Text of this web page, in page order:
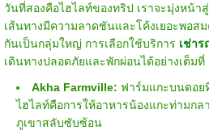
วันที่สองคือไฮไลท์ของทริป เราจะมุ่งหน้า
เส้นทางมีความลาดชันและโค้งเยอะพอส
กันเป็นกลุ่มใหญ่ การเลือกใช้บริการ เช่า
เดินทางปลอดภัยและพักผ่อนได้อย่างเต็มที่
Akha Farmville: ฟาร์มแกะบนดอย
ไฮไลท์คือการให้อาหารน้องแกะท่ามก
ภูเขาสลับซับซ้อน